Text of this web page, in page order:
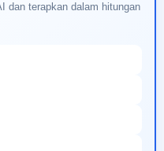
dan terapkan dalam hitungan